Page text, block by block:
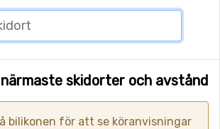
skidorter och avstånd
bilikonen för att se köranvisningar